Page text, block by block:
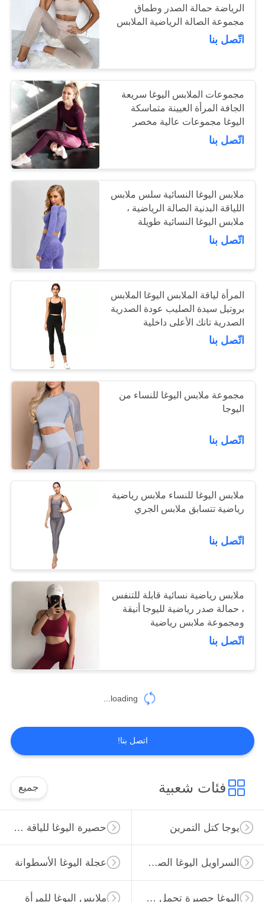
خريطة
الموقع
PRIVACY
POLICY
الرياضة حمالة الصدر وطماق
مجموعة الصالة الرياضية الملابس
مجموعة اليوغا الرياضية
اتّصل بنا
مجموعات الملابس اليوغا سريعة
الجافة المرأة العيينة متماسكة
اليوغا مجموعات عالية مخصر
طماق
اتّصل بنا
ملابس اليوغا النسائية سلس ملابس
اللياقة البدنية الصالة الرياضية ،
ملابس اليوغا النسائية طويلة
الأكمام
اتّصل بنا
المرأة لياقة الملابس اليوغا الملابس
بروتيل سيدة الصليب عودة الصدرية
الصدرية تانك الأعلى داخلية
اتّصل بنا
مجموعة ملابس اليوغا للنساء من
اليوجا
اتّصل بنا
ملابس اليوغا للنساء ملابس رياضية
رياضية تتسابق ملابس الجري
اتّصل بنا
ملابس رياضية نسائية قابلة للتنفس
، حمالة صدر رياضية لليوجا أنيقة
ومجموعة ملابس رياضية
اتّصل بنا
loading...
اتصل بنا!
فئات شعبية جميع
حصيرة اليوغا للياقة البدنية يوجا كتل التمرين
عجلة اليوغا الأسطوانة السراويل اليوغا الصالة الرياضية
ملابس اليوغا للمرأة اليوغا حصيرة تحمل حقيبة